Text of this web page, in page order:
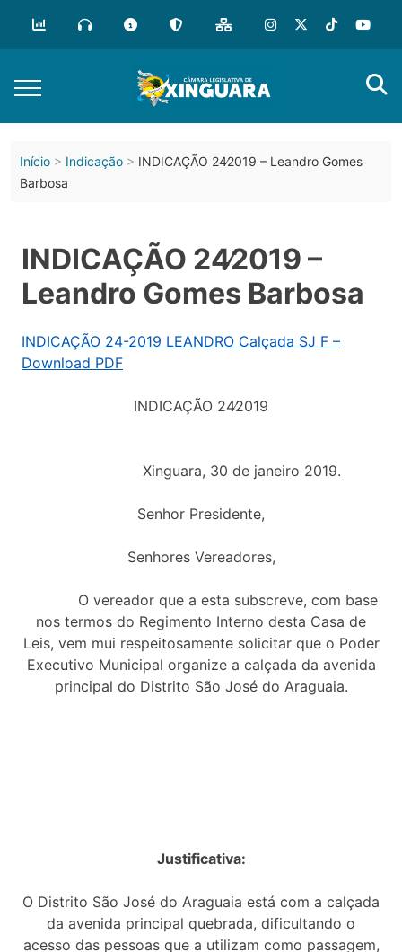
Início Indicação
INDICAÇÃO 24∕2019 – Leandro Gomes
Barbosa
INDICAÇÃO 24∕2019 –
Leandro Gomes Barbosa
INDICAÇÃO 24-2019 LEANDRO Calçada SJ F –
Download PDF
INDICAÇÃO 24∕2019
Xinguara, 30 de janeiro 2019.
Senhor Presidente,
Senhores Vereadores,
O vereador que a esta subscreve, com base
nos termos do Regimento Interno desta Casa de
Leis, vem mui respeitosamente solicitar que o Poder
Executivo Municipal organize a calçada da avenida
principal do Distrito São José do Araguaia.
Justificativa:
O Distrito São José do Araguaia está com a calçada
da avenida principal quebrada, dificultando o
acesso das pessoas que a utilizam como passagem,